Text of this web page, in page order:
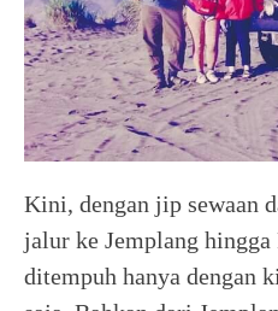
Kini, dengan jip sewaan
jalur ke Jemplang hingga
ditempuh hanya dengan